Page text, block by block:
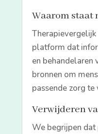
Waarom staat
Therapievergelijk
platform dat
en behandelaren
bronnen om
passende zorg te
Verwijderen
We begrijpen